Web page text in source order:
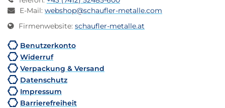
E-Mail: webshop@schaufler-metalle.com
Firmenwebsite: schaufler-metalle.at
Benutzerkonto
Widerruf
Verpackung & Versand
Datenschutz
Impressum
Barrierefreiheit